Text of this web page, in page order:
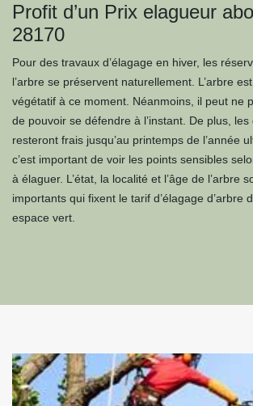
Profit d’un Prix elagueur
28170
Pour des travaux d’élagage en hiver, les
l’arbre se préservent naturellement. L’arbre
végétatif à ce moment. Néanmoins, il peut ne
de pouvoir se défendre à l’instant. De plus,
resteront frais jusqu’au printemps de l’année
c’est important de voir les points sensibles
à élaguer. L’état, la localité et l’âge de l’arbre
importants qui fixent le tarif d’élagage d’arbre
espace vert.